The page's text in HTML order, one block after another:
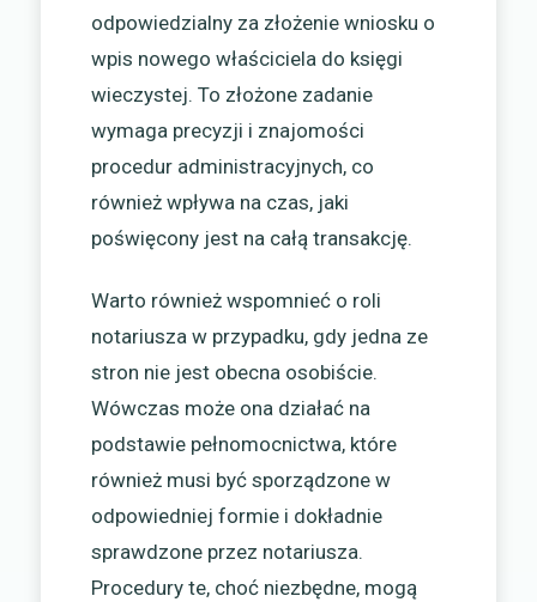
odpowiedzialny za złożenie wniosku o
wpis nowego właściciela do księgi
wieczystej. To złożone zadanie
wymaga precyzji i znajomości
procedur administracyjnych, co
również wpływa na czas, jaki
poświęcony jest na całą transakcję.
Warto również wspomnieć o roli
notariusza w przypadku, gdy jedna ze
stron nie jest obecna osobiście.
Wówczas może ona działać na
podstawie pełnomocnictwa, które
również musi być sporządzone w
odpowiedniej formie i dokładnie
sprawdzone przez notariusza.
Procedury te, choć niezbędne, mogą